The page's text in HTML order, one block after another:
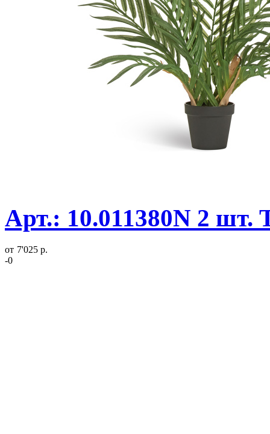
Арт.: 10.011380N 2 шт.
от 7'025 р.
-0